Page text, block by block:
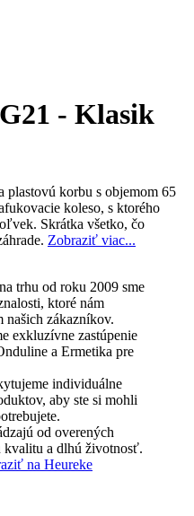
- Klasik
korbu s objemom 65
koleso, s ktorého
Skrátka všetko, čo
Zobraziť viac...
trhu od roku 2009 sme
ktoré nám
našich zákazníkov.
exkluzívne zastúpenie
a Ermetika pre
individuálne
aby ste si mohli
od overených
kvalitu a dlhú životnosť.
na Heureke